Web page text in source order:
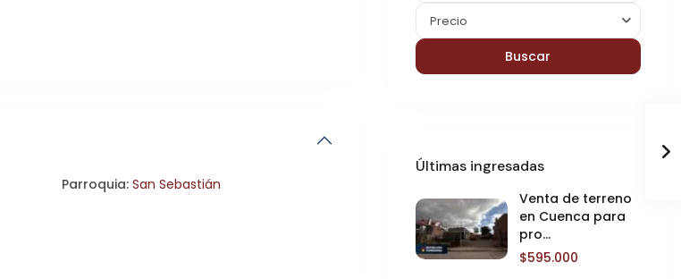
Parroquia: San Sebastián
Precio
Buscar
Últimas ingresadas
Venta de terreno
en Cuenca para
pro...
$595.000